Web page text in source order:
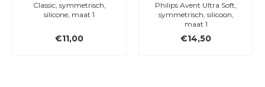
Classic, symmetrisch,
silicone, maat 1
€11,00
Philips Avent Ultra Soft,
symmetrisch, silicoon,
maat 1
€14,50